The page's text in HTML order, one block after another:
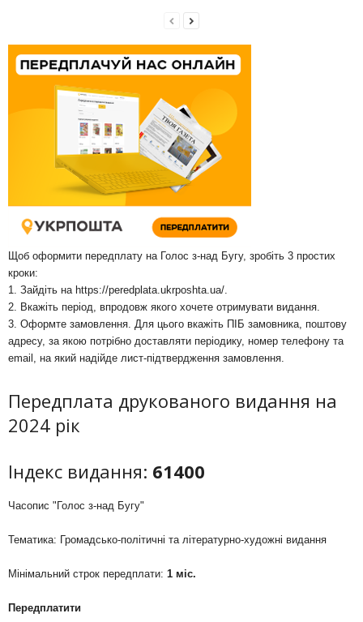
Щоб оформити передплату на Голос з-над Бугу, зробіть 3 простих
кроки:
1. Зайдіть на https://peredplata.ukrposhta.ua/
2. Вкажіть період, впродовж якого хочете отримувати видання.
3. Оформте замовлення. Для цього вкажіть ПІБ замовника, поштову
адресу, за якою потрібно доставляти періодику, номер телефону та
email, на який надійде лист-підтвердження замовлення.
Передплата друкованого видання на
2024 рік
Індекс видання: 61400
Часопис "Голос з-над Бугу"
Тематика: Громадсько-політичні та літературно-художні видання
Мінімальний строк передплати: 1 міс.
Передплатити